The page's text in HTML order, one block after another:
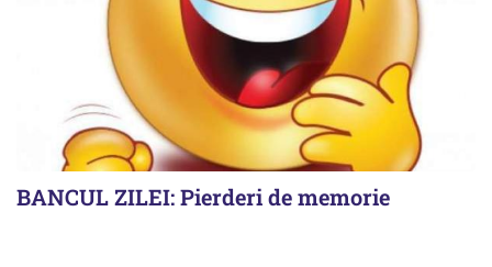
BANCUL ZILEI: Pierderi de memorie